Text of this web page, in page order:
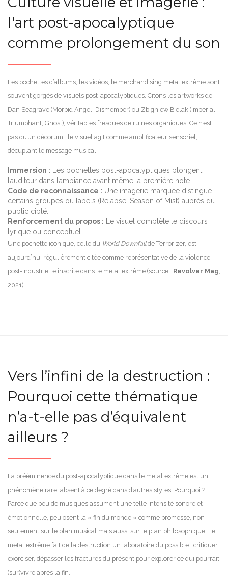
l'art post-apocalyptique
comme prolongement du son
Les pochettes d’albums, les vidéos, le merchandising metal extrême sont
souvent gorgés de visuels post-apocalyptiques. Citons les artworks de
Dan Seagrave (Morbid Angel, Dismember) ou Zbigniew Bielak (Imperial
Triumphant, Ghost), véritables fresques de ruines organiques. Ce n’est
pas qu’un décorum : le visuel agit comme amplificateur sensoriel,
décuplant le message musical.
Immersion : Les pochettes post-apocalyptiques plongent
l’auditeur dans l’ambiance avant même la première note.
Code de reconnaissance : Une imagerie marquée distingue
certains groupes ou labels (Relapse, Season of Mist) auprès du
public ciblé.
Renforcement du propos : Le visuel complète le discours
lyrique ou conceptuel.
Une pochette iconique, celle du World Downfallde Terrorizer, est
aujourd’hui régulièrement citée comme représentative de la violence
post-industrielle inscrite dans le metal extrême (source : Revolver Mag
2021).
Vers l’infini de la destruction :
Pourquoi cette thématique
n’a-t-elle pas d’équivalent
ailleurs ?
La prééminence du post-apocalyptique dans le metal extrême est un
phénomène rare, absent à ce degré dans d’autres styles. Pourquoi ?
Parce que peu de musiques assument une telle intensité sonore et
émotionnelle, peu osent la « fin du monde » comme promesse, non
seulement sur le plan musical mais aussi sur le plan philosophique. Le
metal extrême fait de la destruction un laboratoire du possible : critiquer,
exorciser, dépasser les fractures du présent pour explorer ce qui pourrait
(sur)vivre après la fin.